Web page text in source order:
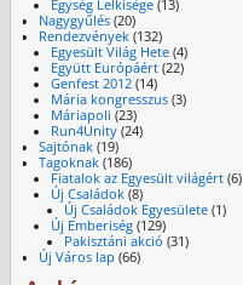
Egység Lelkisége (13)
Nagygyűlés(20)
Rendezvények(132)
Egyesült Világ Hete (4)
Együtt Európáért (22)
Genfest 2012 (14)
Mária kongresszus (3)
Máriapoli (23)
Run4Unity (24)
Sajtónak(19)
Tagoknak(186)
Fiatalok az Egyesült világért (6)
Új Családok (8)
Új Családok Egyesülete(1)
Új Emberiség (129)
Pakisztáni akció (31)
Új Város lap (66)